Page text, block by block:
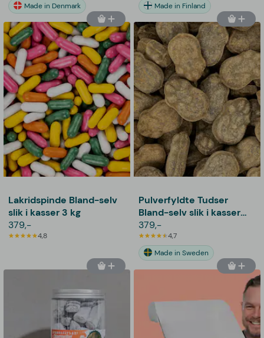
Made in Denmark
Made in Finland
Lakridspinde Bland-selv
slik i kasser 3 kg
379,-
4,8
Pulverfyldte Tudser
Bland-selv slik i kasser
3,5 kg
379,-
4,7
Made in Sweden